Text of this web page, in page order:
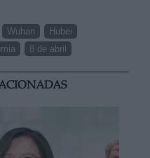
Wuhan
Hubei
8 de abril